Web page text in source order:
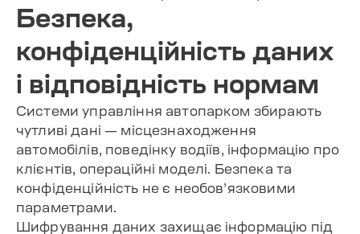
Безпека,
конфіденційність даних
і відповідність нормам
Системи управління автопарком збирають
чутливі дані — місцезнаходження
автомобілів, поведінку водіїв, інформацію про
клієнтів, операційні моделі. Безпека та
конфіденційність не є необов’язковими
параметрами.
Шифрування даних захищає інформацію під